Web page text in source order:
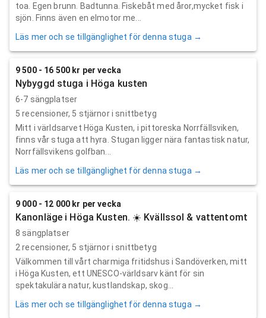
toa. Egen brunn. Badtunna. Fiskebåt med åror,mycket fisk i
sjön. Finns även en elmotor me...
Läs mer och se tillgänglighet för denna stuga →
9 500 - 16 500 kr per vecka
Nybyggd stuga i Höga kusten
6-7 sängplatser
5 recensioner, 5 stjärnor i snittbetyg
Mitt i världsarvet Höga Kusten, i pittoreska Norrfällsviken,
finns vår stuga att hyra. Stugan ligger nära fantastisk natur,
Norrfällsvikens golfban...
Läs mer och se tillgänglighet för denna stuga →
9 000 - 12 000 kr per vecka
Kanonläge i Höga Kusten. ☀️ Kvällssol & vattentomt
8 sängplatser
2 recensioner, 5 stjärnor i snittbetyg
Välkommen till vårt charmiga fritidshus i Sandöverken, mitt
i Höga Kusten, ett UNESCO-världsarv känt för sin
spektakulära natur, kustlandskap, skog...
Läs mer och se tillgänglighet för denna stuga →